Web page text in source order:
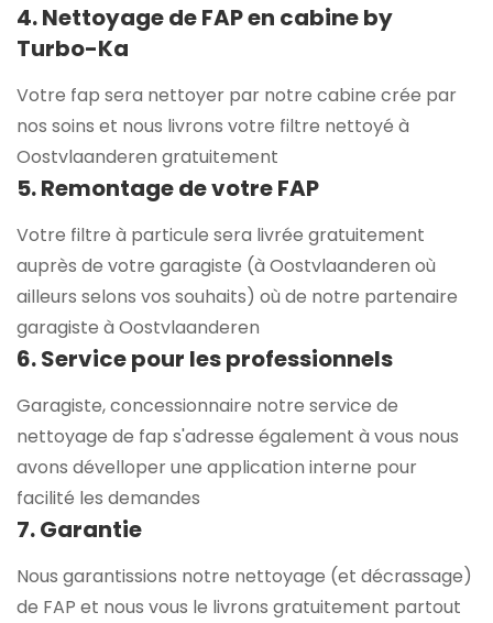
4. Nettoyage de FAP en cabine by
Turbo-Ka
Votre fap sera nettoyer par notre cabine crée par
nos soins et nous livrons votre filtre nettoyé à
Oostvlaanderen gratuitement
5. Remontage de votre FAP
Votre filtre à particule sera livrée gratuitement
auprès de votre garagiste (à Oostvlaanderen où
ailleurs selons vos souhaits) où de notre partenaire
garagiste à Oostvlaanderen
6. Service pour les professionnels
Garagiste, concessionnaire notre service de
nettoyage de fap s'adresse également à vous nous
avons dévelloper une application interne pour
facilité les demandes
7. Garantie
Nous garantissions notre nettoyage (et décrassage)
de FAP et nous vous le livrons gratuitement partout